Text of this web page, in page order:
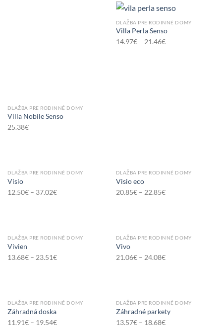
DLAŽBA PRE RODINNÉ DOMY
Villa Nobile Senso
25.38€
DLAŽBA PRE RODINNÉ DOMY
Villa Perla Senso
14.97€– 21.46€
DLAŽBA PRE RODINNÉ DOMY
Visio
12.50€– 37.02€
DLAŽBA PRE RODINNÉ DOMY
Visio eco
20.85€– 22.85€
DLAŽBA PRE RODINNÉ DOMY
Vivien
13.68€– 23.51€
DLAŽBA PRE RODINNÉ DOMY
Vivo
21.06€– 24.08€
DLAŽBA PRE RODINNÉ DOMY
Záhradná doska
11.91€– 19.54€
DLAŽBA PRE RODINNÉ DOMY
Záhradné parkety
13.57€– 18.68€